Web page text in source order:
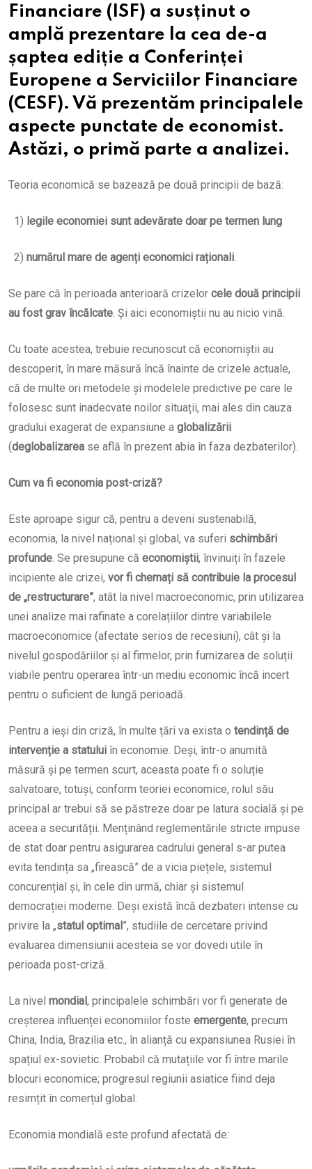
Financiare (ISF) a susținut o
amplă prezentare la cea de-a
șaptea ediție a Conferinței
Europene a Serviciilor Financiare
(CESF). Vă prezentăm principalele
aspecte punctate de economist.
Astăzi, o primă parte a analizei.
Teoria economică se bazează pe două principii de bază:
1) legile economiei sunt adevărate doar pe termen lung
2) numărul mare de agenți economici raționali.
Se pare că în perioada anterioară crizelor cele două principii
au fost grav încălcate. Și aici economiștii nu au nicio vină.
Cu toate acestea, trebuie recunoscut că economiștii au
descoperit, în mare măsură încă înainte de crizele actuale,
că de multe ori metodele și modelele predictive pe care le
folosesc sunt inadecvate noilor situații, mai ales din cauza
gradului exagerat de expansiune a globalizării
(deglobalizarea se află în prezent abia în faza dezbaterilor).
Cum va fi economia post-criză?
Este aproape sigur că, pentru a deveni sustenabilă,
economia, la nivel național și global, va suferi schimbări
profunde. Se presupune că economiștii, învinuiți în fazele
incipiente ale crizei, vor fi chemați să contribuie la procesul
de „restructurare”, atât la nivel macroeconomic, prin utilizarea
unei analize mai rafinate a corelațiilor dintre variabilele
macroeconomice (afectate serios de recesiuni), cât și la
nivelul gospodăriilor și al firmelor, prin furnizarea de soluții
viabile pentru operarea într-un mediu economic încă incert
pentru o suficient de lungă perioadă.
Pentru a ieși din criză, în multe țări va exista o tendință de
intervenție a statului în economie. Deși, într-o anumită
măsură și pe termen scurt, aceasta poate fi o soluție
salvatoare, totuși, conform teoriei economice, rolul său
principal ar trebui să se păstreze doar pe latura socială și pe
aceea a securității. Menținând reglementările stricte impuse
de stat doar pentru asigurarea cadrului general s-ar putea
evita tendința sa „firească” de a vicia piețele, sistemul
concurențial și, în cele din urmă, chiar și sistemul
democrației moderne. Deși există încă dezbateri intense cu
privire la „statul optimal ”, studiile de cercetare privind
evaluarea dimensiunii acesteia se vor dovedi utile în
perioada post-criză.
La nivel mondial , principalele schimbări vor fi generate de
creșterea influenței economiilor foste emergente, precum
China, India, Brazilia etc., în alianță cu expansiunea Rusiei în
spațiul ex-sovietic. Probabil că mutațiile vor fi între marile
blocuri economice; progresul regiunii asiatice fiind deja
resimțit în comerțul global.
Economia mondială este profund afectată de: